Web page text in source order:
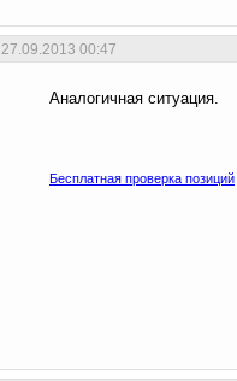
27.09.2013 00:47
Аналогичная ситуация.
Бесплатная проверка позиций